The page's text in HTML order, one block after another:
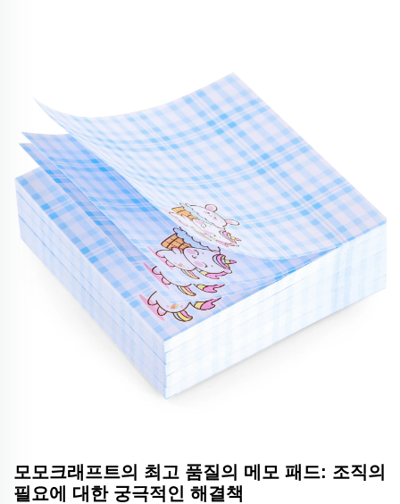
모모크래프트의 최고 품질의 메모 패드: 조직의
필요에 대한 궁극적인 해결책